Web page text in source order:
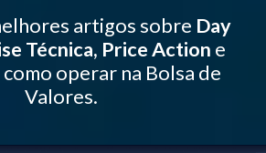
artigos sobre Day
Técnica, Price Action e
operar na Bolsa de
Valores.